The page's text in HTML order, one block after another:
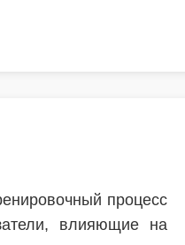
процесс
влияющие на